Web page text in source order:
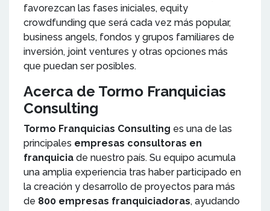
favorezcan las fases iniciales, equity
crowdfunding que será cada vez más popular,
business angels, fondos y grupos familiares de
inversión, joint ventures y otras opciones más
que puedan ser posibles.
Acerca de Tormo Franquicias
Consulting
Tormo Franquicias Consulting es una de las
principales empresas consultoras en
franquicia de nuestro país. Su equipo acumula
una amplia experiencia tras haber participado en
la creación y desarrollo de proyectos para más
de 800 empresas franquiciadoras, ayudando